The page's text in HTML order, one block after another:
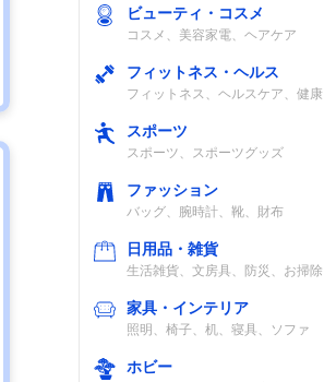
ビューティ・コスメ
コスメ、美容家電、ヘアケア
フィットネス・ヘルス
フィットネス、ヘルスケア、健康
スポーツ
スポーツ、スポーツグッズ
ファッション
バッグ、腕時計、靴、財布
日用品・雑貨
生活雑貨、文房具、防災、お掃除
家具・インテリア
照明、椅子、机、寝具、ソファ
ホビー